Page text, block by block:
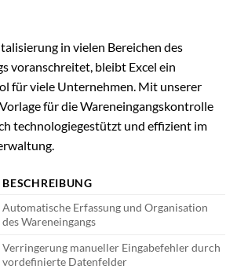
in vielen Bereichen des
voranschreitet, bleibt Excel ein
für viele Unternehmen. Mit unserer
für die Wareneingangskontrolle
technologiegestützt und effizient im
BESCHREIBUNG
Automatische Erfassung und Organisation
des Wareneingangs
Verringerung manueller Eingabefehler durch
vordefinierte Datenfelder